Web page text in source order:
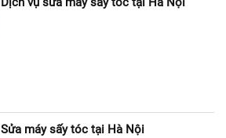
Sửa máy sấy tóc tại Hà Nội